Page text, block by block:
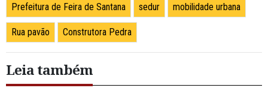
Prefeitura de Feira de Santana sedur mobilidade urbana
Rua pavão Construtora Pedra
Leia também